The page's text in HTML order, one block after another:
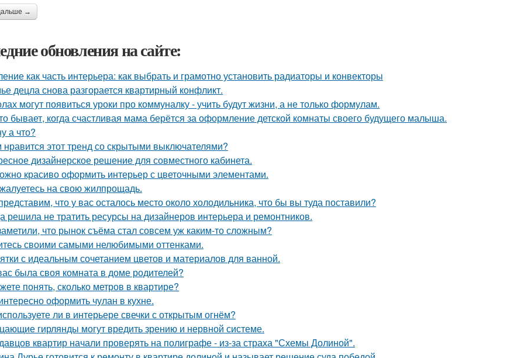
→
обновления на сайте:
как часть интерьера: как выбрать и грамотно установить радиаторы и конвекторы
децла снова разгорается квартирный конфликт.
могут появиться уроки про коммуналку - учить будут жизни, а не только формулам.
бывает, когда счастливая мама берётся за оформление детской комнаты своего будущего малыша.
а что?
этот тренд со скрытыми выключателями?
дизайнерское решение для совместного кабинета.
красиво оформить интерьер с цветочными элементами.
на свою жилпрощадь.
что у вас осталось место около холодильника, что бы вы туда поставили?
решила не тратить ресурсы на дизайнеров интерьера и ремонтников.
что рынок съёма стал совсем уж каким-то сложным?
своими самыми нелюбимыми оттенками.
с идеальным сочетанием цветов и материалов для ванной.
была своя комната в доме родителей?
понять, сколько метров в квартире?
оформить чулан в кухне.
ли в интерьере свечки с открытым огнём?
гирлянды могут вредить зрению и нервной системе.
квартир начали проверять на полиграфе - из-за страха "Схемы Долиной".